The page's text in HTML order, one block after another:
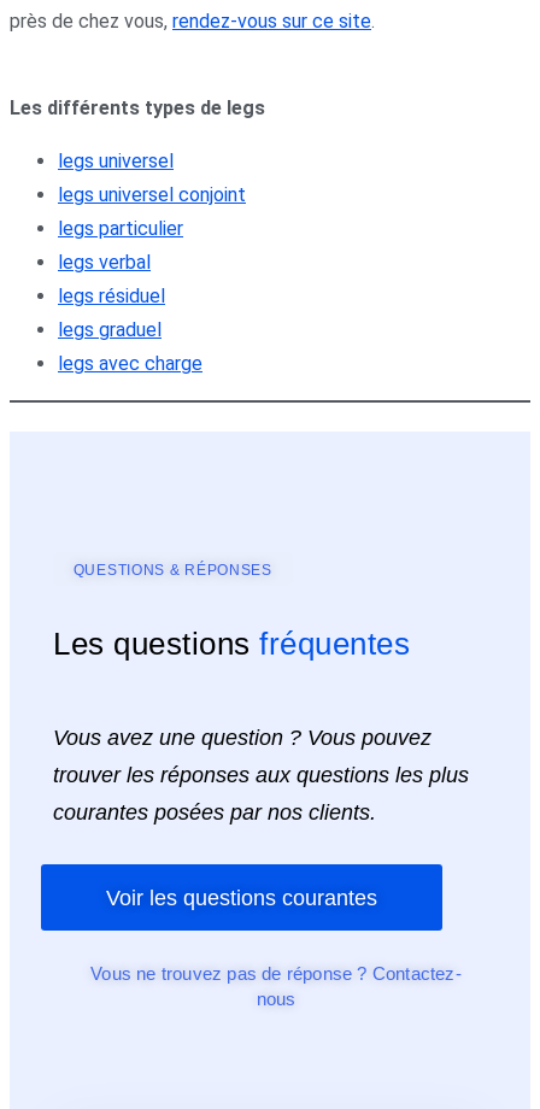
près de chez vous, rendez-vous sur ce site.
Les différents types de legs
legs universel
legs universel conjoint
legs particulier
legs verbal
legs résiduel
legs graduel
legs avec charge
QUESTIONS & RÉPONSES
Les questions fréquentes
Vous avez une question ? Vous pouvez
trouver les réponses aux questions les plus
courantes posées par nos clients.
Voir les questions courantes
Vous ne trouvez pas de réponse ? Contactez-
nous